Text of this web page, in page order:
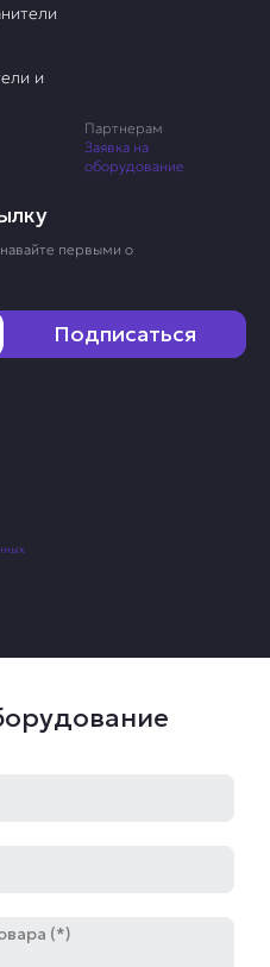
первыми о
Подписаться
и
Партнерам
Заявка на
оборудование